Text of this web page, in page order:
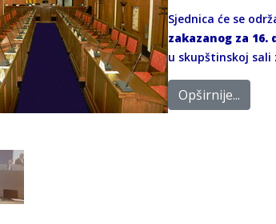
Sjednica će se
zakazanog za 16.
u skupštinskoj sali
Opširnije...